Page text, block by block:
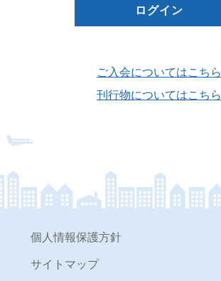
ご入会についてはこちら
刊行物についてはこちら
個人情報保護方針
サイトマップ